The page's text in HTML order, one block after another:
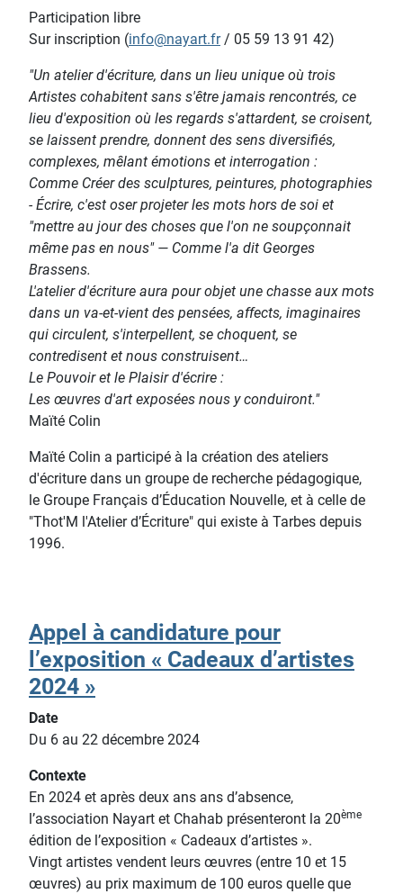
Participation libre
Sur inscription (info@nayart.fr/ 05 59 13 91 42)
"Un atelier d'écriture, dans un lieu unique où trois
Artistes cohabitent sans s'être jamais rencontrés, ce
lieu d'exposition où les regards s'attardent, se croisent,
se laissent prendre, donnent des sens diversifiés,
complexes, mêlant émotions et interrogation :
Comme Créer des sculptures, peintures, photographies
- Écrire, c'est oser projeter les mots hors de soi et
"mettre au jour des choses que l'on ne soupçonnait
même pas en nous" — Comme l'a dit Georges
Brassens.
L'atelier d'écriture aura pour objet une chasse aux mots
dans un va-et-vient des pensées, affects, imaginaires
qui circulent, s'interpellent, se choquent, se
contredisent et nous construisent…
Le Pouvoir et le Plaisir d'écrire :
Les œuvres d'art exposées nous y conduiront."
Maïté Colin
Maïté Colin a participé à la création des ateliers
d'écriture dans un groupe de recherche pédagogique,
le Groupe Français d’Éducation Nouvelle, et à celle de
"Thot'M l'Atelier d’Écriture" qui existe à Tarbes depuis
1996.
Appel à candidature pour
l’exposition « Cadeaux d’artistes
2024 »
Date
Du 6 au 22 décembre 2024
Contexte
En 2024 et après deux ans ans d’absence,
l’association Nayart et Chahab présenteront la 20ème
édition de l’exposition « Cadeaux d’artistes ».
Vingt artistes vendent leurs œuvres (entre 10 et 15
œuvres) au prix maximum de 100 euros quelle que